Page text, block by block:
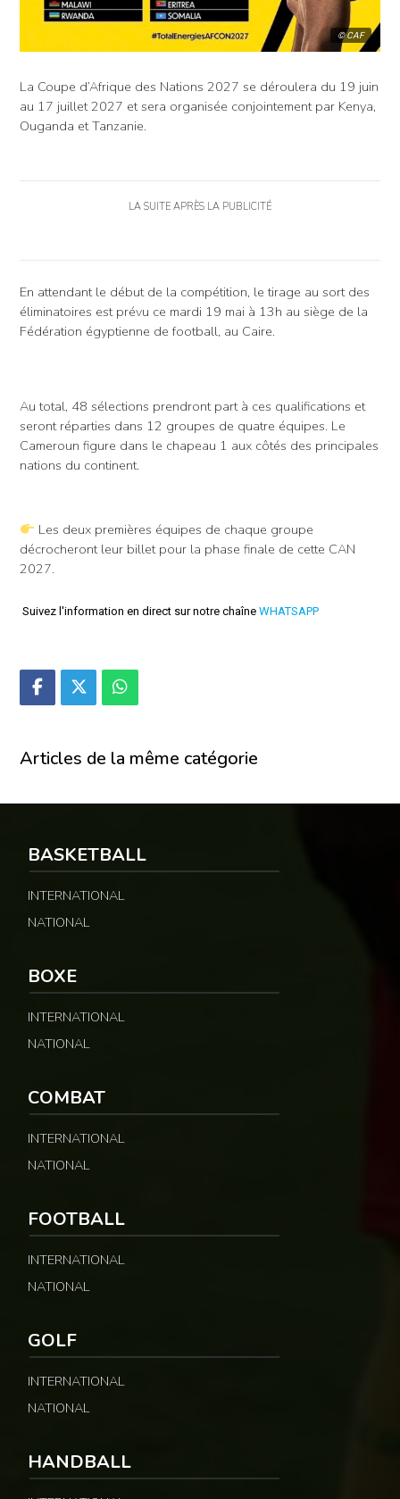
© CAF
La Coupe d’Afrique des Nations 2027 se déroulera du 19 juin
au 17 juillet 2027 et sera organisée conjointement par Kenya,
Ouganda et Tanzanie.
LA SUITE APRÈS LA PUBLICITÉ
En attendant le début de la compétition, le tirage au sort des
éliminatoires est prévu ce mardi 19 mai à 13h au siège de la
Fédération égyptienne de football, au Caire.
Au total, 48 sélections prendront part à ces qualifications et
seront réparties dans 12 groupes de quatre équipes. Le
Cameroun figure dans le chapeau 1 aux côtés des principales
nations du continent.
Les deux premières équipes de chaque groupe
décrocheront leur billet pour la phase finale de cette CAN
2027.
Suivez l'information en direct sur notre chaîne WHATSAPP
Articles de la même catégorie
BASKETBALL
INTERNATIONAL
NATIONAL
BOXE
INTERNATIONAL
NATIONAL
COMBAT
INTERNATIONAL
NATIONAL
FOOTBALL
INTERNATIONAL
NATIONAL
GOLF
INTERNATIONAL
NATIONAL
HANDBALL